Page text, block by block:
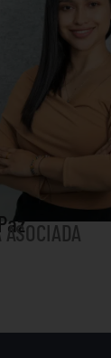
ASOCIADA